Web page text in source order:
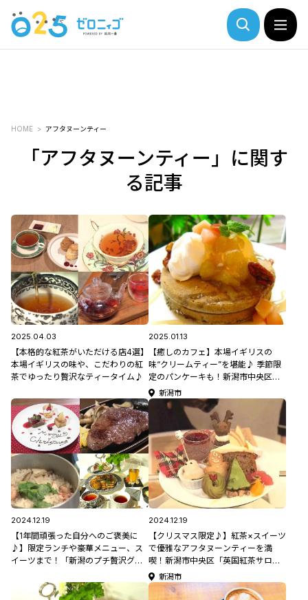
HOME アフタヌーンティー
「アフタヌーンティー」に関す
る記事
2025.04.03
【本格的な紅茶がいただける店4選】
本場イギリスの味や、こだわりの紅
茶でゆったり贅沢なティータイム♪
2025.01.13
【癒しのカフェ】本場イギリスの
味“クリームティー”を堪能♪ 季節限
定のパンケーキも！新潟市中央区
「フェルマータカフェ」
新潟市
2024.12.19
【1年間頑張った自分へのご褒美に
♪】限定ランチや豪華メニュー、ス
イーツまで！「新潟のプチ贅沢グル
2024.12.19
【クリスマス限定♪】紅茶×スイーツ
で優雅なアフタヌーンティーを満
喫！新潟市中央区「英国紅茶サロン
メイフェア」
新潟市